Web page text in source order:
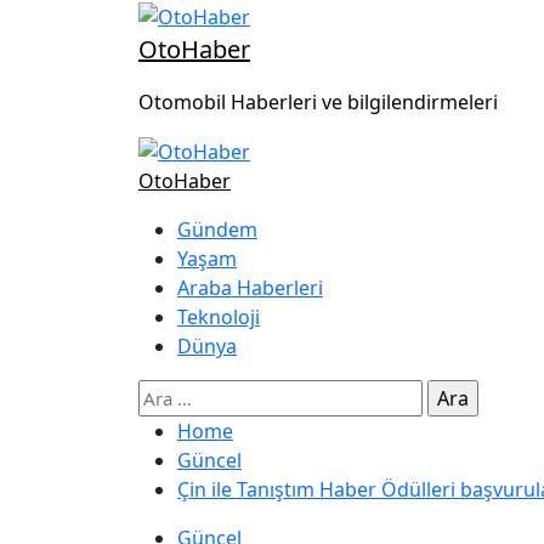
OtoHaber
Otomobil Haberleri ve bilgilendirmeleri
OtoHaber
Gündem
Yaşam
Araba Haberleri
Teknoloji
Dünya
Home
Güncel
Çin ile Tanıştım Haber Ödülleri
Güncel